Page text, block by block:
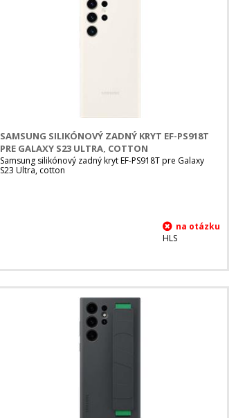
SAMSUNG SILIKÓNOVÝ ZADNÝ KRYT EF-PS918T
PRE GALAXY S23 ULTRA, COTTON
Samsung silikónový zadný kryt EF-PS918T pre Galaxy
S23 Ultra, cotton
HLS